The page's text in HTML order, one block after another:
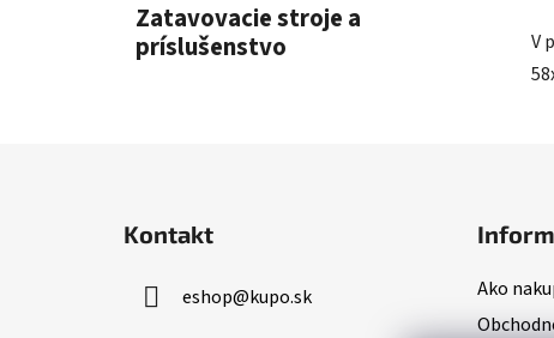
Zatavovacie stroje a
príslušenstvo
V
Kontakt
eshop@kupo.sk
Ako